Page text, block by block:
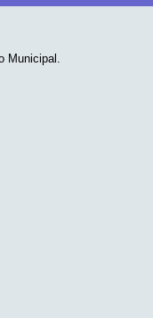
Municipal.